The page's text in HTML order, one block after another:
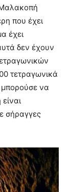
που έχει
έχει
δεν έχουν
τετραγωνικά
μπορούσε να
σήραγγες